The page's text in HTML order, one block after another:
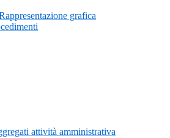
grafica
attività amministrativa